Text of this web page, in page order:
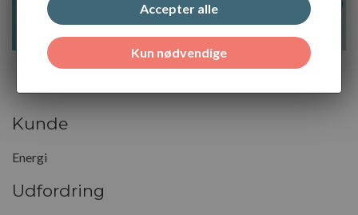
Accepter alle
Kun nødvendige
Kunde
Energi
Udfordring